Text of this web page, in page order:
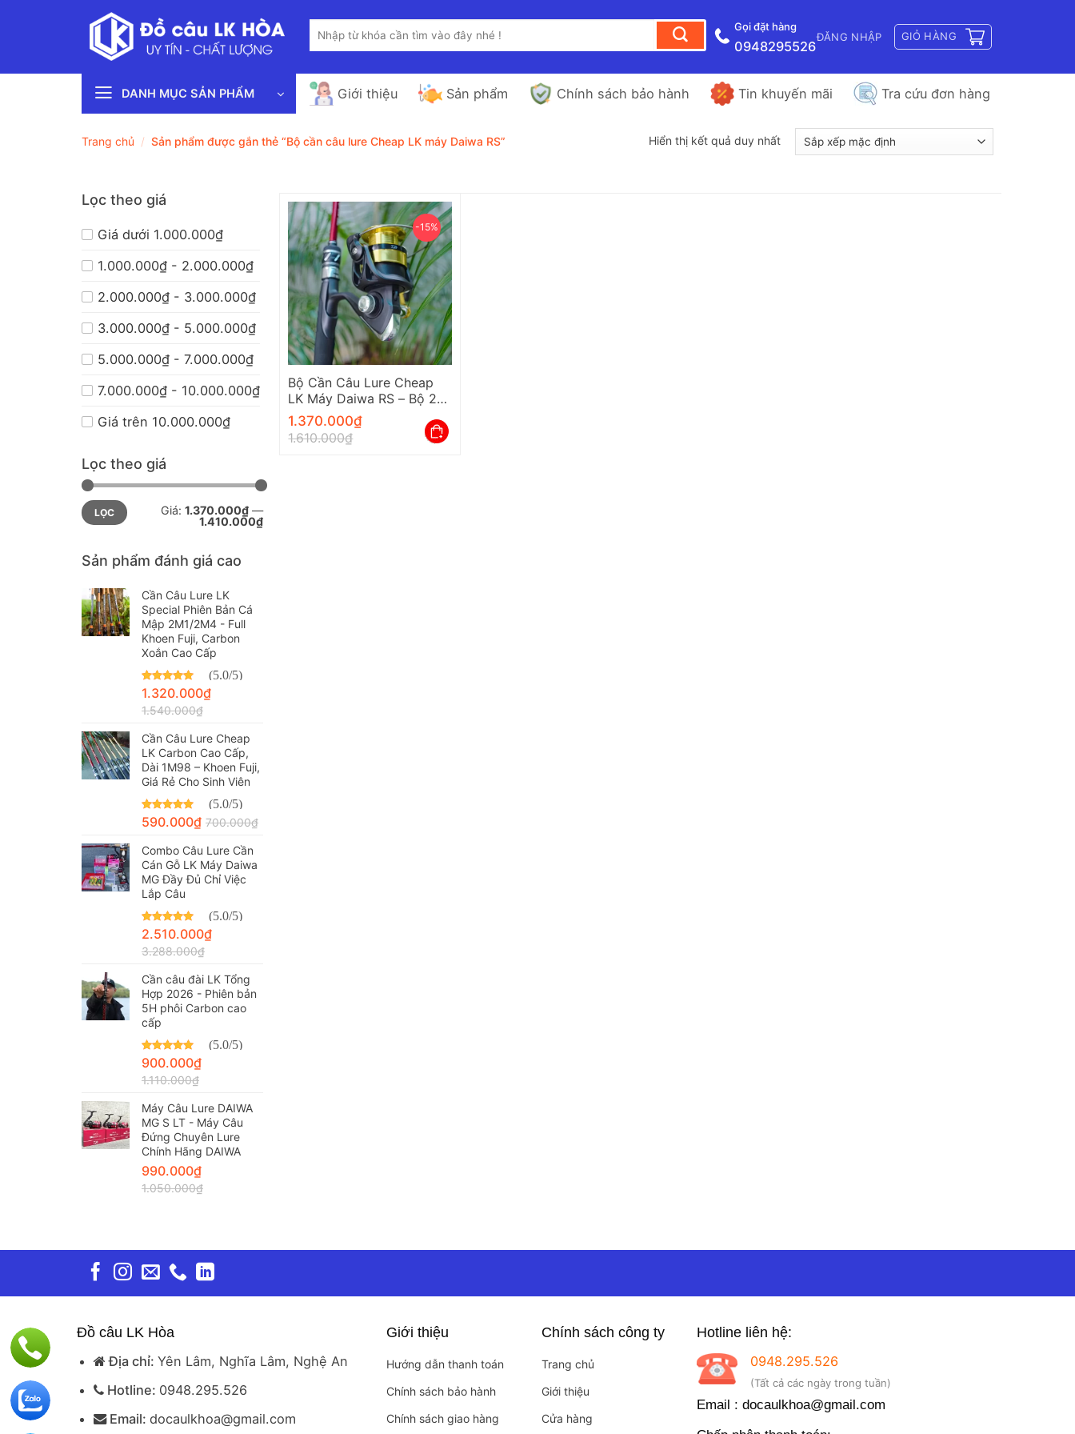
dung
kiếm:
Gọi đặt hàng
0948295526
ĐĂNG NHẬP GIỎ HÀNG
DANH MỤC SẢN PHẨM Giới thiệu Sản phẩm Chính sách bảo hành Tin khuyến mãi Tra cứu đơn hàng
Trang chủ / Sản phẩm được gắn thẻ “Bộ cần câu lure Cheap LK máy Daiwa RS” Hiển thị kết quả duy nhất
Lọc theo giá
Giá dưới 1.000.000₫
1.000.000₫ - 2.000.000₫
2.000.000₫ - 3.000.000₫
3.000.000₫ - 5.000.000₫
5.000.000₫ - 7.000.000₫
7.000.000₫ - 10.000.000₫
Giá trên 10.000.000₫
Lọc theo giá
Giá
tối
thiểu
Giá
tối
đa
LỌC Giá:1.370.000₫ —
1.410.000₫
Sản phẩm đánh giá cao
Cần Câu Lure LK
Special Phiên Bản Cá
Mập 2M1/2M4 - Full
Khoen Fuji, Carbon
Xoắn Cao Cấp
Được xếp hạng
5 sao
(5.0/5)
1.320.000₫
1.540.000₫
Cần Câu Lure Cheap
LK Carbon Cao Cấp,
Dài 1M98 – Khoen Fuji,
Giá Rẻ Cho Sinh Viên
Được xếp hạng5.00
5 sao
(5.0/5)
590.000₫ 700.000₫
Combo Câu Lure Cần
Cán Gỗ LK Máy Daiwa
MG Đầy Đủ Chỉ Việc
Lắp Câu
Được xếp hạng
5 sao
(5.0/5)
2.510.000₫
3.288.000₫
Cần câu đài LK Tổng
Hợp 2026 - Phiên bản
5H phôi Carbon cao
cấp
Được xếp hạng
5 sao
(5.0/5)
900.000₫
1.110.000₫
Máy Câu Lure DAIWA
MG S LT - Máy Câu
Đứng Chuyên Lure
Chính Hãng DAIWA
990.000₫
1.050.000₫
-15%
Bộ Cần Câu Lure Cheap
LK Máy Daiwa RS – Bộ 2
Sản Phẩm Cần Và Máy
1.370.000₫
1.610.000₫
Đồ câu LK Hòa
Địa chỉ: Yên Lâm, Nghĩa Lâm, Nghệ An
Hotline: 0948.295.526
Email: docaulkhoa@gmail.com
Giới thiệu
Hướng dẫn thanh toán
Chính sách bảo hành
Chính sách giao hàng
Chính sách công ty
Trang chủ
Giới thiệu
Cửa hàng
Hotline liên hệ:
0948.295.526
(Tất cả các ngày trong tuần)
Email : docaulkhoa@gmail.com